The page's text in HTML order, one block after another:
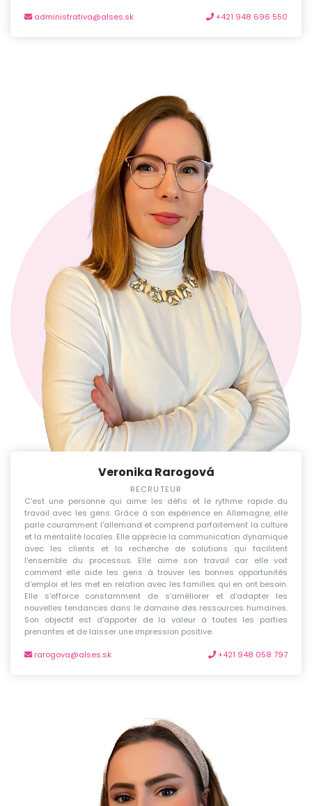
administrativa@alses.sk +421 948 696 550
Veronika Rarogová
RECRUTEUR
C'est une personne qui aime les défis et le rythme rapide du
travail avec les gens. Grâce à son expérience en Allemagne, elle
parle couramment l'allemand et comprend parfaitement la culture
et la mentalité locales. Elle apprécie la communication dynamique
avec les clients et la recherche de solutions qui facilitent
l'ensemble du processus. Elle aime son travail car elle voit
comment elle aide les gens à trouver les bonnes opportunités
d'emploi et les met en relation avec les familles qui en ont besoin.
Elle s'efforce constamment de s'améliorer et d'adapter les
nouvelles tendances dans le domaine des ressources humaines.
Son objectif est d'apporter de la valeur à toutes les parties
prenantes et de laisser une impression positive.
rarogova@alses.sk +421 948 058 797